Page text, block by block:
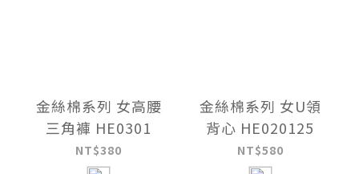
金絲棉系列 女高腰
三角褲 HE0301
NT$380
金絲棉系列 女U領
背心 HE020125
NT$580